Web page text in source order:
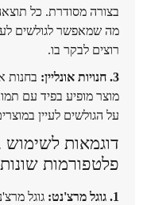
בצורה מסודרת. כל
מה שמאפשר לגולשים
רוצים לבקר בו.
3. חנויות אונליין:
בחנות
מוצר מופיע בפיד עם
על הגולשים לעיין
דוגמאות לשימוש
פלטפורמות שונות
1. גוגל מרצ'נט:
גוגל